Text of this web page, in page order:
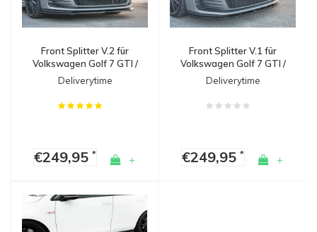
Front Splitter V.2 für
Volkswagen Golf 7 GTI /
GTD
Deliverytime
€249,95 * +
Front Splitter V.1 für
Volkswagen Golf 7 GTI /
GTD
Deliverytime
€249,95 * +